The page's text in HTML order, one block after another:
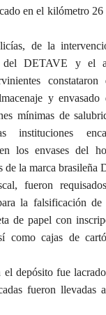
en el kilómetro
de la
del DETAVE y el
y envasado
mínimas de
instituciones
los envases del
de la marca brasileña
fueron
la falsificación
de papel con
como cajas de
depósito fue
fueron llevadas